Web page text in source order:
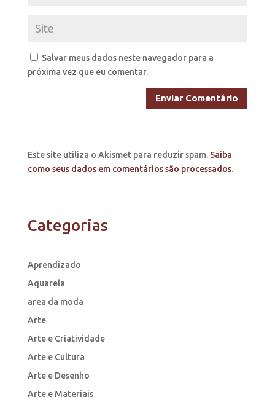
Salvar meus dados neste navegador para a
próxima vez que eu comentar.
Este site utiliza o Akismet para reduzir spam. Saiba
como seus dados em comentários são processados.
Categorias
Aprendizado
Aquarela
area da moda
Arte
Arte e Criatividade
Arte e Cultura
Arte e Desenho
Arte e Materiais